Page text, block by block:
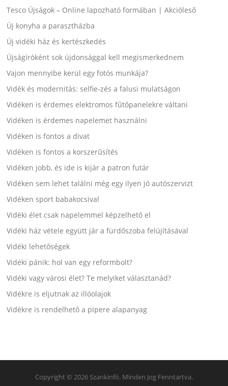
Tesco Újságok – Online lapozható formában | Akcióleső
Új konyha a parasztházba
Új vidéki ház és kertészkedés
Újságíróként sok újdonsággal kell megismerkednem
Vajon mennyibe kerül egy fotós munkája?
Vidék és modernitás: selfie-zés a falusi mulatságon
Vidéken is érdemes elektromos fűtőpanelekre váltani
Vidéken is érdemes napelemet használni
Vidéken is fontos a divat
Vidéken is fontos a korszerűsítés
Vidéken jobb, és ide is kijár a patron futár
Vidéken sem lehet találni még egy ilyen jó autószervizt
Vidéken sport babakocsival
Vidéki élet csak napelemmel képzelhető el
Vidéki ház vétele együtt jár a fürdőszoba felújításával
Vidéki lehetőségek
Vidéki pánik: hol van egy reformbolt?
Vidéki vagy városi élet? Te melyiket választanád?
Vidékre is eljutnak az illóolajok
Vidékre is rendelhető a pipere alapanyag
Copyright © 2026 Szankinfó. Minden Jog Fenntartva.